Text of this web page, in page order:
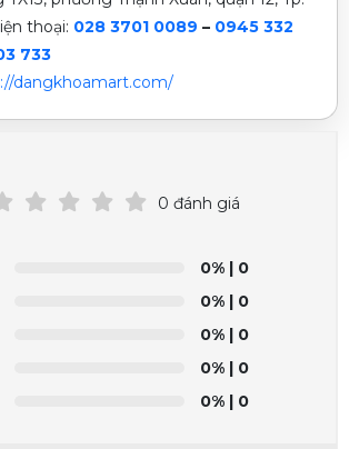
thoại: 028 3701 0089 – 0945 332
733
dangkhoamart.com/
0 đánh giá
0% | 0
0% | 0
0% | 0
0% | 0
0% | 0